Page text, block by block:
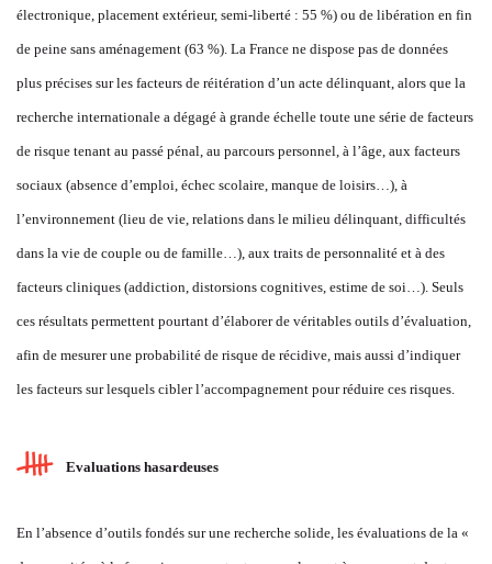
électronique, placement extérieur, semi-liberté : 55 %) ou de libération en fin
de peine sans aménagement (63 %). La France ne dispose pas de données
plus précises sur les facteurs de réitération d’un acte délinquant, alors que la
recherche internationale a dégagé à grande échelle toute une série de facteurs
de risque tenant au passé pénal, au parcours personnel, à l’âge, aux facteurs
sociaux (absence d’emploi, échec scolaire, manque de loisirs…), à
l’environnement (lieu de vie, relations dans le milieu délinquant, difficultés
dans la vie de couple ou de famille…), aux traits de personnalité et à des
facteurs cliniques (addiction, distorsions cognitives, estime de soi…). Seuls
ces résultats permettent pourtant d’élaborer de véritables outils d’évaluation,
afin de mesurer une probabilité de risque de récidive, mais aussi d’indiquer
les facteurs sur lesquels cibler l’accompagnement pour réduire ces risques.
Evaluations hasardeuses
En l’absence d’outils fondés sur une recherche solide, les évaluations de la «